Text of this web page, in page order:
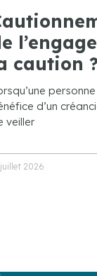
caution ?
d’un
veiller
juillet 2026